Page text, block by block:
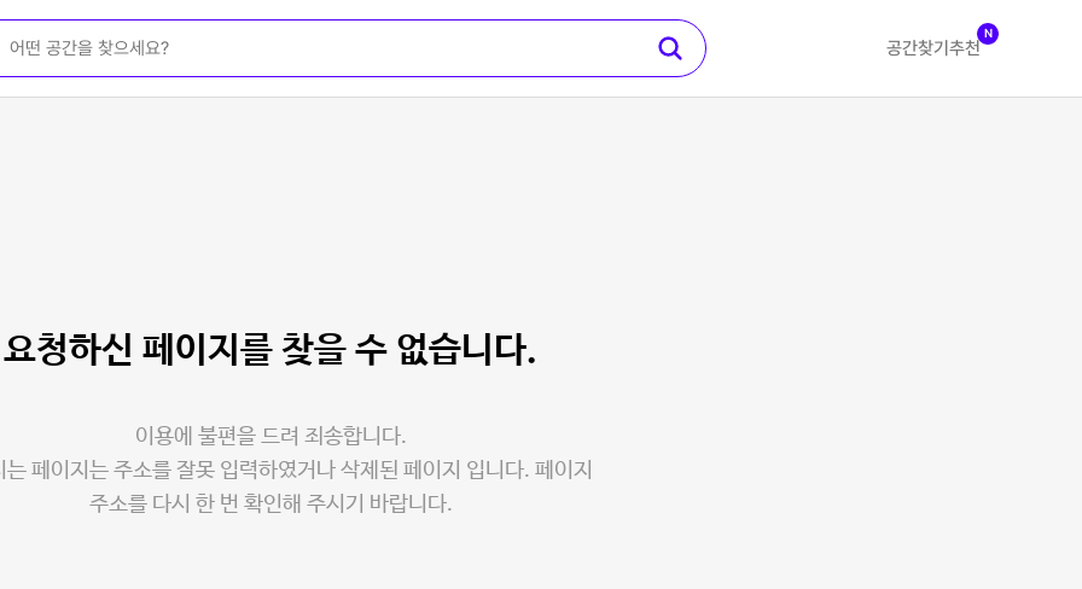
공간찾기 추천
N
요청하신 페이지를 찾을 수 없습니다.
이용에 불편을 드려 죄송합니다.
는 페이지는 주소를 잘못 입력하였거나 삭제된 페이지 입니다. 페이지
주소를 다시 한 번 확인해 주시기 바랍니다.